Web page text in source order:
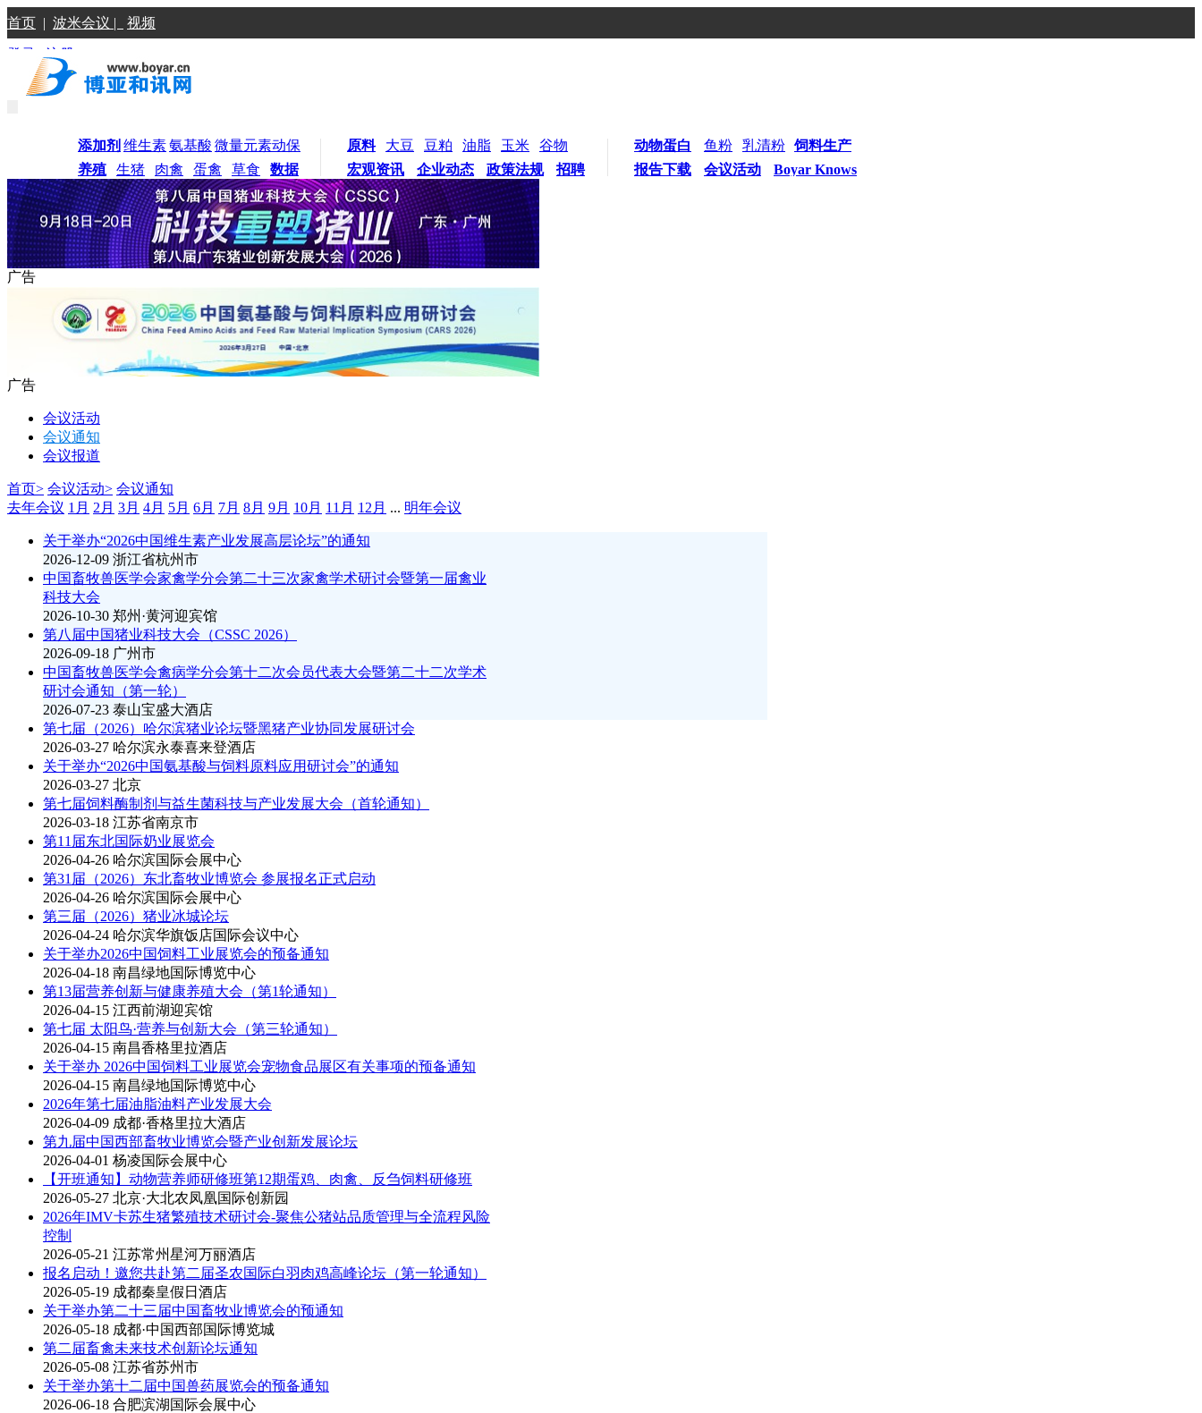
首页 | 波米会议 | 视频
登录 |注册
添加剂 维生素氨基酸 微量元素动保
养殖
生猪 肉禽 蛋禽 草食 数据
原料 大豆 豆粕 油脂 玉米
谷物
宏观资讯
企业动态 政策法规 招聘
动物蛋白 鱼粉 乳清粉 饲料生产
报告下载
会议活动 Boyar Knows
广告
广告
会议活动
会议通知
会议报道
首页> 会议活动> 会议通知
去年会议 1月 2月 3月 4月 5月 6月 7月 8月 9月 10月 11月 12月 ... 明年会议
关于举办“2026中国维生素产业发展高层论坛”的通知
2026-12-09 浙江省杭州市
中国畜牧兽医学会家禽学分会第二十三次家禽学术研讨会暨第一届禽业
科技大会
2026-10-30 郑州·黄河迎宾馆
第八届中国猪业科技大会（CSSC 2026）
2026-09-18 广州市
中国畜牧兽医学会禽病学分会第十二次会员代表大会暨第二十二次学术
研讨会通知（第一轮）
2026-07-23 泰山宝盛大酒店
第七届（2026）哈尔滨猪业论坛暨黑猪产业协同发展研讨会
2026-03-27 哈尔滨永泰喜来登酒店
关于举办“2026中国氨基酸与饲料原料应用研讨会”的通知
2026-03-27 北京
第七届饲料酶制剂与益生菌科技与产业发展大会（首轮通知）
2026-03-18 江苏省南京市
第11届东北国际奶业展览会
2026-04-26 哈尔滨国际会展中心
第31届（2026）东北畜牧业博览会 参展报名正式启动
2026-04-26 哈尔滨国际会展中心
第三届（2026）猪业冰城论坛
2026-04-24 哈尔滨华旗饭店国际会议中心
关于举办2026中国饲料工业展览会的预备通知
2026-04-18 南昌绿地国际博览中心
第13届营养创新与健康养殖大会（第1轮通知）
2026-04-15 江西前湖迎宾馆
第七届 太阳鸟·营养与创新大会（第三轮通知）
2026-04-15 南昌香格里拉酒店
关于举办 2026中国饲料工业展览会宠物食品展区有关事项的预备通知
2026-04-15 南昌绿地国际博览中心
2026年第七届油脂油料产业发展大会
2026-04-09 成都·香格里拉大酒店
第九届中国西部畜牧业博览会暨产业创新发展论坛
2026-04-01 杨凌国际会展中心
【开班通知】动物营养师研修班第12期蛋鸡、肉禽、反刍饲料研修班
2026-05-27 北京·大北农凤凰国际创新园
2026年IMV卡苏生猪繁殖技术研讨会-聚焦公猪站品质管理与全流程风险
控制
2026-05-21 江苏常州星河万丽酒店
报名启动！邀您共赴第二届圣农国际白羽肉鸡高峰论坛（第一轮通知）
2026-05-19 成都秦皇假日酒店
关于举办第二十三届中国畜牧业博览会的预通知
2026-05-18 成都·中国西部国际博览城
第二届畜禽未来技术创新论坛通知
2026-05-08 江苏省苏州市
关于举办第十二届中国兽药展览会的预备通知
2026-06-18 合肥滨湖国际会展中心